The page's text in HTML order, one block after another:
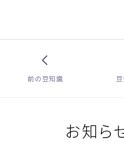
前の豆知識
お知ら